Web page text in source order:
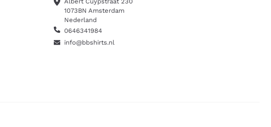
1073BN Amsterdam
Nederland
0646341984
info@bbshirts.nl